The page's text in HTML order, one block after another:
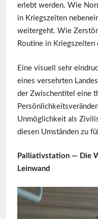
erlebt werden. Wie
in Kriegszeiten
weitergeht. Wie
Routine in Kriegszeiten
Eine visuell sehr
eines versehrten
der Zwischentitel eine
Unmöglichkeit als
diesen Umständen zu
Palliativstation — Die
Leinwand